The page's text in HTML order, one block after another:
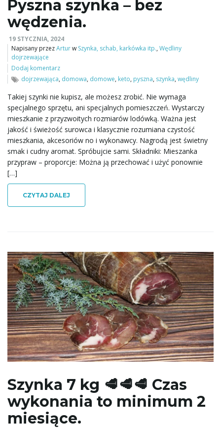
Pyszna szynka – bez
wędzenia.
19 STYCZNIA, 2024
Napisany przezArturw Szynka, schab, karkówka itp.,Wędliny
dojrzewające
Dodaj komentarz
dojrzewająca, domowa, domowe, keto, pyszna, szynka,wędliny
Takiej szynki nie kupisz, ale możesz zrobić. Nie wymaga
specjalnego sprzętu, ani specjalnych pomieszczeń. Wystarczy
mieszkanie z przyzwoitych rozmiarów lodówką. Ważna jest
jakość i świeżość surowca i klasycznie rozumiana czystość
mieszkania, akcesoriów no i wykonawcy. Nagrodą jest świetny
smak i cudny aromat. Spróbujcie sami. Składniki: Mieszanka
przypraw – proporcje: Można ją przechować i użyć ponownie
[…]
CZYTAJ DALEJ
Szynka 7 kg 🥩🥩🥩 Czas
wykonania to minimum 2
miesiące.